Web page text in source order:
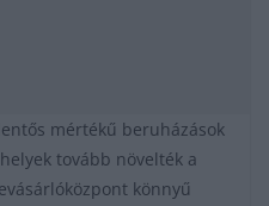
mértékű beruházások
tovább növelték a
könnyű